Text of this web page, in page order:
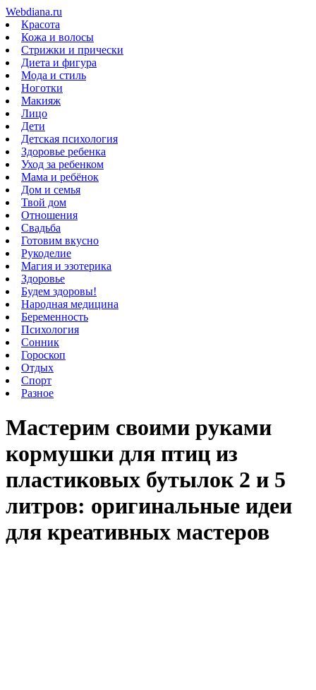
Webdiana.ru
Красота
Кожа и волосы
Стрижки и прически
Диета и фигура
Мода и стиль
Ноготки
Макияж
Лицо
Дети
Детская психология
Здоровье ребенка
Уход за ребенком
Мама и ребёнок
Дом и семья
Твой дом
Отношения
Свадьба
Готовим вкусно
Рукоделие
Магия и эзотерика
Здоровье
Будем здоровы!
Народная медицина
Беременность
Психология
Сонник
Гороскоп
Отдых
Спорт
Разное
Мастерим своими руками
кормушки для птиц из
пластиковых бутылок 2 и 5
литров: оригинальные идеи
для креативных мастеров